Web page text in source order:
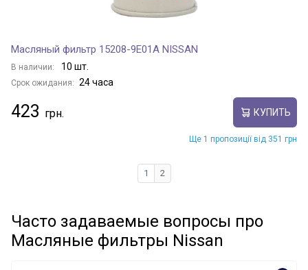
Масляный фильтр 15208-9E01A NISSAN
В наличии: 10 шт.
Срок ожидания: 24 часа
423 КУПИТЬ
Ще 1 пропозиції від 351 грн
1 2
Часто задаваемые вопросы про
Масляные фильтры Nissan